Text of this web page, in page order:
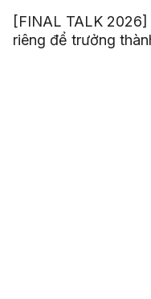
[FINAL TALK
riêng để trưởng